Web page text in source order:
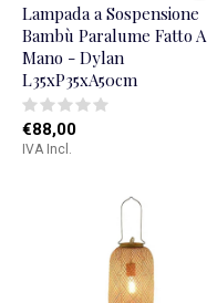
Lampada a Sospensione
Bambù Paralume Fatto A
Mano - Dylan
L35xP35xA50cm
€88,00
IVA Incl.